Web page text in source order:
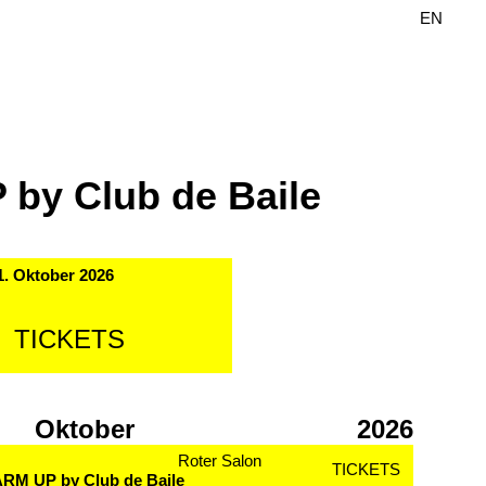
DE
EN
by Club de Baile
Oktober 2026
TICKETS
2026
Oktober
Roter Salon
UP by Club de Baile
TICKETS